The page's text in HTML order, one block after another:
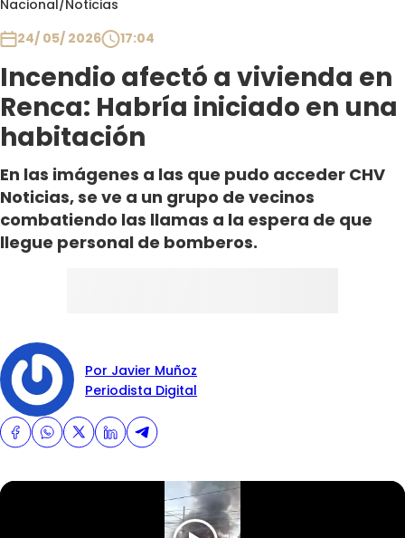
Nacional/Noticias
24/ 05/ 2026
17:04
Incendio afectó a vivienda en
Renca: Habría iniciado en una
habitación
En las imágenes a las que pudo acceder CHV
Noticias, se ve a un grupo de vecinos
combatiendo las llamas a la espera de que
llegue personal de bomberos.
Por Javier Muñoz
Periodista Digital
Club De La Comedia
Contigo en Directo
Plan Perfecto
El Tiempo
Sabingo
Todos Los Programas